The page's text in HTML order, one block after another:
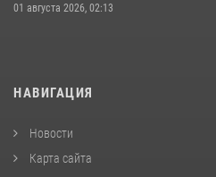
01 августа 2026, 02:13
НАВИГАЦИЯ
Новости
Карта сайта